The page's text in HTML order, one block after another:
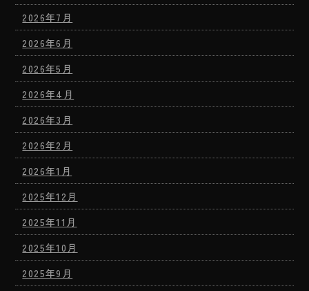
2026年7月
2026年6月
2026年5月
2026年4月
2026年3月
2026年2月
2026年1月
2025年12月
2025年11月
2025年10月
2025年9月